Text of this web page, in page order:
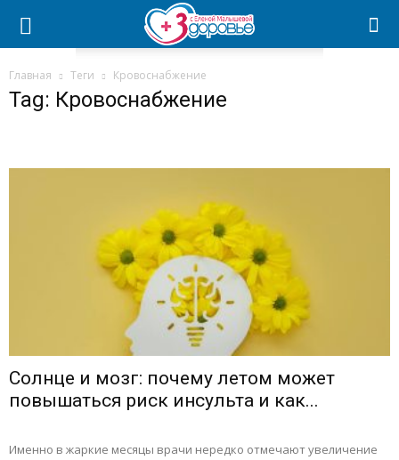
Главная Теги Кровоснабжение
Tag: Кровоснабжение
Солнце и мозг: почему летом может
повышаться риск инсульта и как...
Именно в жаркие месяцы врачи нередко отмечают увеличение